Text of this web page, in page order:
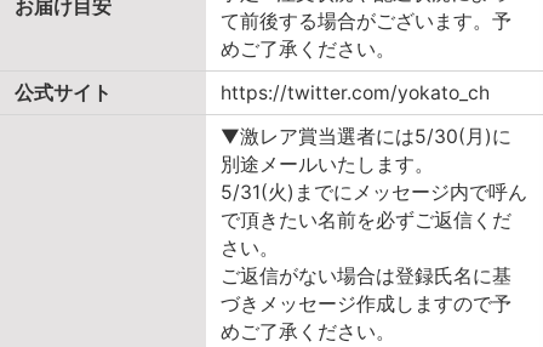
お届け目安
て前後する場合がございます。予
めご了承ください。
公式サイト
https://twitter.com/yokato_ch
▼激レア賞当選者には5/30(月)に
別途メールいたします。
5/31(火)までにメッセージ内で呼ん
で頂きたい名前を必ずご返信くだ
さい。
ご返信がない場合は登録氏名に基
づきメッセージ作成しますので予
めご了承ください。